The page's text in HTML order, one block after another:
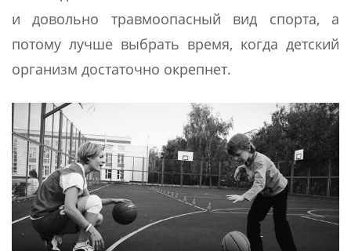
и довольно травмоопасный вид спорта, а
потому лучше выбрать время, когда детский
организм достаточно окрепнет.